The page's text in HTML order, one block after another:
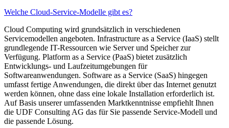
Welche Cloud-Service-Modelle gibt es?
Cloud Computing wird grundsätzlich in verschiedenen
Servicemodellen angeboten. Infrastructure as a Service (IaaS) stellt
grundlegende IT-Ressourcen wie Server und Speicher zur
Verfügung. Platform as a Service (PaaS) bietet zusätzlich
Entwicklungs- und Laufzeitumgebungen für
Softwareanwendungen. Software as a Service (SaaS) hingegen
umfasst fertige Anwendungen, die direkt über das Internet genutzt
werden können, ohne dass eine lokale Installation erforderlich ist.
Auf Basis unserer umfassenden Marktkenntnisse empfiehlt Ihnen
die UDF Consulting AG das für Sie passende Service-Modell und
die passende Lösung.